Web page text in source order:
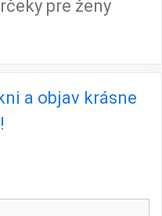
pre ženy
a objav krásne